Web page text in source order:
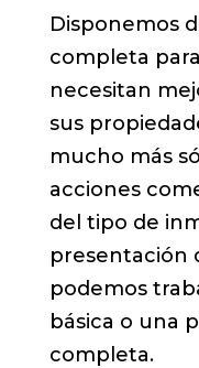
Disponemos
completa
necesitan
sus
mucho más
acciones
del tipo de
presentación
podemos
básica o una
completa.